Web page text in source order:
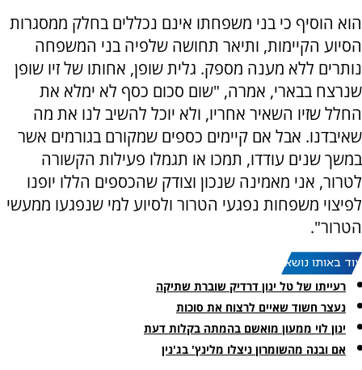
הוא הוסיף כי בני משפחתו אינם נכללים בחלק ממסגרות
הסיוע הקיימות, ותיאר תחושה שלפיה בני המשפחה
נותרים ללא מענה מספק. גלית שופן, אחותו של זיו שופן
שנרצח בבארי, אמרה, "שום סכום כסף לא ימלא את
החלל שזיו השאיר אחריו, ולא יוכל להשיב לנו את מה
שאיבדנו. אבל אם קיימים כספים שמקורם בגורמים אשר
במשך שנים עודדו, תמכו או תגמלו פעילות הקשורה
לטרור, אני מאמינה שנכון וצודק שהכספים הללו יופנו
לפיצוי משפחות נפגעי הטרור ולסיוע למי שנפגעו ממעשי
הטרור".
עוד באותו נושא:
רעייתו של טל ינון דרדיק שוברת שתיקה
נעצר חשוד שאיים לרצוח את סוכות
ינון לוי ממעון מואשם בהמתה בקלות דעת
אם ובנה מהשומרון ניצלו מלינץ' בג'נין